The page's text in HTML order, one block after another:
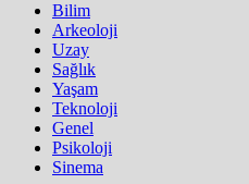
Bilim
Arkeoloji
Uzay
Sağlık
Yaşam
Teknoloji
Genel
Psikoloji
Sinema